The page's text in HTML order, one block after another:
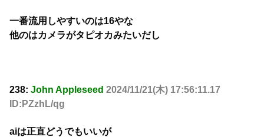
一番流用しやすいのは16やな
他のはカメラがタピオカみたいだし
238: John Appleseed 2024/11/21(木) 17:56:11.17
ID:PZzhL/qg
aiは正直どうでもいいが